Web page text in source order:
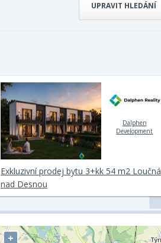
UPRAVIT HLEDÁNÍ
Dalphen
Development
Exkluzivní prodej bytu 3+kk 54 m2 Loučná
nad Desnou
+